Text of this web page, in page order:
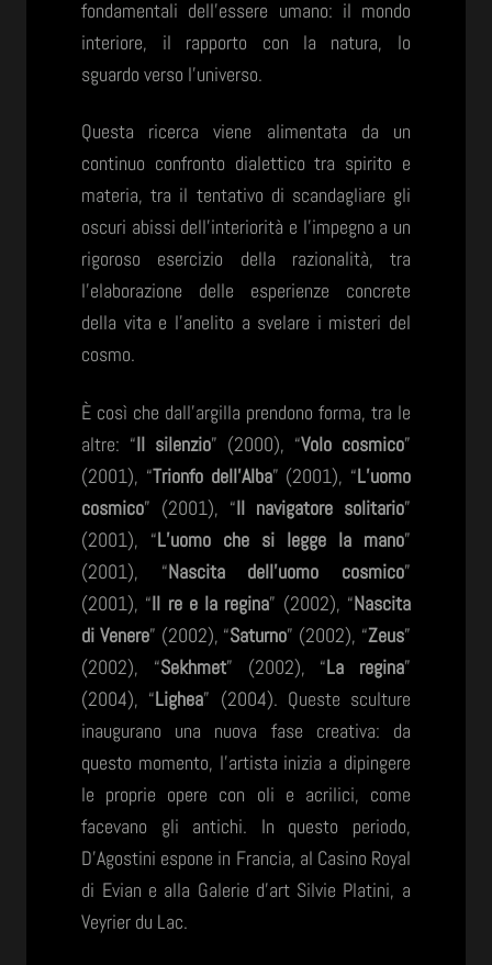
fondamentali dell’essere umano: il mondo
interiore, il rapporto con la natura, lo
sguardo verso l’universo.
Questa ricerca viene alimentata da un
continuo confronto dialettico tra spirito e
materia, tra il tentativo di scandagliare gli
oscuri abissi dell’interiorità e l’impegno a un
rigoroso esercizio della razionalità, tra
l’elaborazione delle esperienze concrete
della vita e l’anelito a svelare i misteri del
cosmo.
È così che dall’argilla prendono forma, tra le
altre: “Il silenzio” (2000), “Volo cosmico”
(2001), “Trionfo dell’Alba” (2001), “L’uomo
cosmico” (2001), “Il navigatore solitario”
(2001), “L’uomo che si legge la mano”
(2001), “Nascita dell’uomo cosmico”
(2001), “Il re e la regina” (2002), “Nascita
di Venere” (2002), “Saturno” (2002), “Zeus”
(2002), “Sekhmet” (2002), “La regina”
(2004), “Lighea” (2004). Queste sculture
inaugurano una nuova fase creativa: da
questo momento, l’artista inizia a dipingere
le proprie opere con oli e acrilici, come
facevano gli antichi. In questo periodo,
D’Agostini espone in Francia, al Casino Royal
di Evian e alla Galerie d’art Silvie Platini, a
Veyrier du Lac.